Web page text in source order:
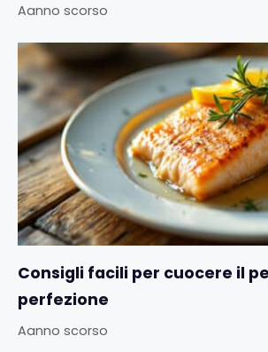
Aanno scorso
Consigli facili per cuocere il
perfezione
Aanno scorso